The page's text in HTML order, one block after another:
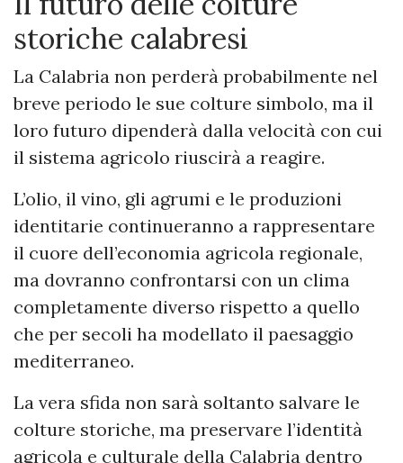
storiche calabresi
La Calabria non perderà probabilmente nel
breve periodo le sue colture simbolo, ma il
loro futuro dipenderà dalla velocità con cui
il sistema agricolo riuscirà a reagire.
L’olio, il vino, gli agrumi e le produzioni
identitarie continueranno a rappresentare
il cuore dell’economia agricola regionale,
ma dovranno confrontarsi con un clima
completamente diverso rispetto a quello
che per secoli ha modellato il paesaggio
mediterraneo.
La vera sfida non sarà soltanto salvare le
colture storiche, ma preservare l’identità
agricola e culturale della Calabria dentro